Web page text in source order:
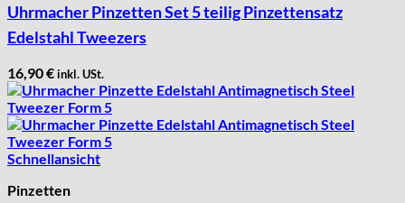
Uhrmacher Pinzetten Set 5 teilig Pinzettensatz
Edelstahl Tweezers
16,90€inkl. USt.
Schnellansicht
Pinzetten